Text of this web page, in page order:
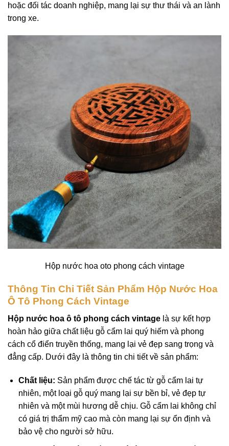
hoặc đối tác doanh nghiệp, mang lại sự thư thái và an lành
trong xe.
Hộp nước hoa oto phong cách vintage
Thông Tin Chi Tiết Sản Phẩm Hộp Nước Hoa
Ô Tô Phong Cách Vintage
Hộp nước hoa ô tô phong cách vintage là sự kết hợp
hoàn hảo giữa chất liệu gỗ cẩm lai quý hiếm và phong
cách cổ điển truyền thống, mang lại vẻ đẹp sang trọng và
đẳng cấp. Dưới đây là thông tin chi tiết về sản phẩm:
Chất liệu: Sản phẩm được chế tác từ gỗ cẩm lai tự
nhiên, một loại gỗ quý mang lại sự bền bỉ, vẻ đẹp tự
nhiên và một mùi hương dễ chịu. Gỗ cẩm lai không chỉ
có giá trị thẩm mỹ cao mà còn mang lại sự ổn định và
bảo vệ cho người sở hữu.